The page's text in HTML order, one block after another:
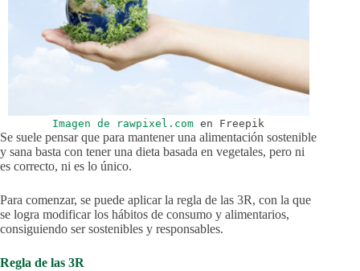
Imagen de rawpixel.com en Freepik
Se suele pensar que para mantener una alimentación sostenible
y sana basta con tener una dieta basada en vegetales, pero ni
es correcto, ni es lo único.
Para comenzar, se puede aplicar la regla de las 3R, con la que
se logra modificar los hábitos de consumo y alimentarios,
consiguiendo ser sostenibles y responsables.
Regla de las 3R